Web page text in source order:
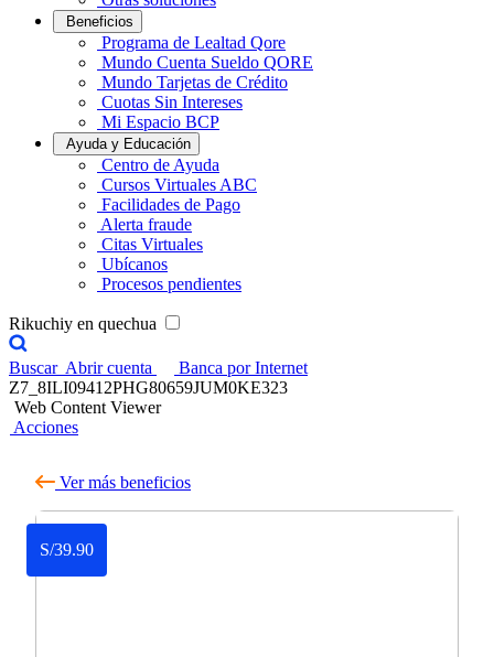
Beneficios
Programa de Lealtad Qore
Mundo Cuenta Sueldo QORE
Mundo Tarjetas de Crédito
Cuotas Sin Intereses
Mi Espacio BCP
Ayuda y Educación
Centro de Ayuda
Cursos Virtuales ABC
Facilidades de Pago
Alerta fraude
Citas Virtuales
Ubícanos
Procesos pendientes
Rikuchiy en quechua
Buscar Abrir cuenta
Banca por Internet
Z7_8ILI09412PHG80659JUM0KE323
Web Content Viewer
Acciones
Ver más beneficios
S/39.90